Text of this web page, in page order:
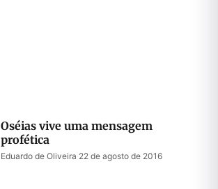
Oséias vive uma mensagem
profética
Eduardo de Oliveira 22 de agosto de 2016